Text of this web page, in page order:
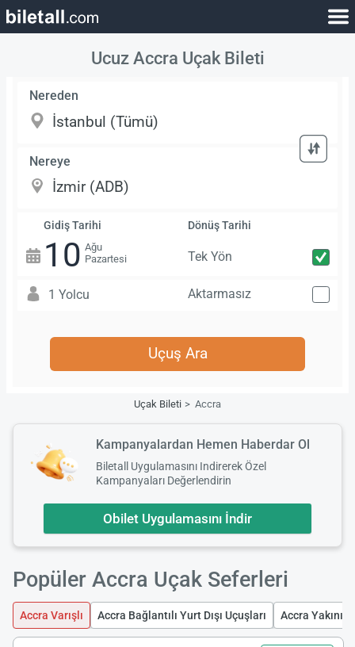
Ucuz Accra Uçak Bileti
Nereden
Nereye
Gidiş Tarihi
10 Ağu
Pazartesi
Dönüş Tarihi
Tek Yön
1 Yolcu Aktarmasız
Uçuş Ara
Uçak Bileti Accra
Kampanyalardan Hemen Haberdar Ol
Biletall Uygulamasını Indirerek Özel
Kampanyaları Değerlendirin
Obilet Uygulamasını İndir
Popüler Accra Uçak Seferleri
Accra Varışlı Accra Bağlantılı Yurt Dışı Uçuşları Accra